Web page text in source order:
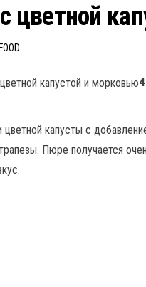
цветной
4
капусты с
Пюре получается